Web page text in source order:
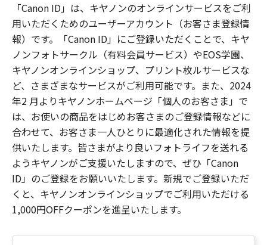
「Canon ID」は、キヤノンのオンラインサービスをご利
用いただくためのユーザーアカウント（お客さま登録情
報）です。「Canon ID」にご登録いただくことで、キヤ
ノンフォトサークル（有料会員サービス）やEOS学園、
キヤノンオンラインショップ、プリント枚ルサービスな
ど、さまざまなサービスがご利用可能です。また、2024
年2 月よりキヤノンホームページ「個人のお客さま」で
は、お使いの商品をはじめお客さまのご登録情報などに
合わせて、お客さま一人ひとりに最適化された情報を提
供いたします。皆さまがより良いフォトライフを送れる
ようキヤノンがご支援いたしますので、ぜひ「Canon
ID」のご登録をお願いいたします。新規でご登録いただ
くと、キヤノンオンラインショップでご利用いただける
1,000円OFFクーポンを進呈いたします。